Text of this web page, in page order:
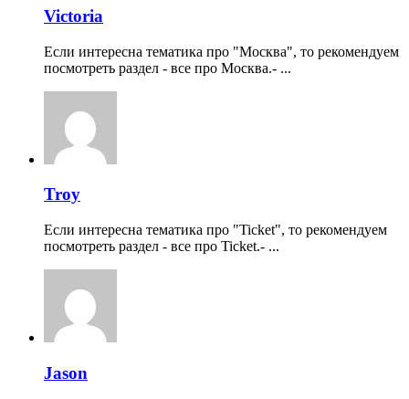
Victoria
Если интересна тематика про "Москва", то рекомендуем
посмотреть раздел - все про Москва.- ...
Troy
Если интересна тематика про "Ticket", то рекомендуем
посмотреть раздел - все про Ticket.- ...
Jason